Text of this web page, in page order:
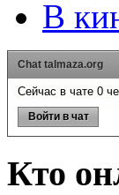
В
Chat talmaza.org
Сейчас в чате 0
Войти в чат
Кто